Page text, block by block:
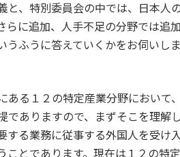
と、特別委員会の中では、日本人
に追加、人手不足の分野では追
ふうに答えていくかをお伺いしま
る１２の特定産業分野において
でありますので、まずそこを理解
る業務に従事する外国人を受け
ことであります。現在は１２の特